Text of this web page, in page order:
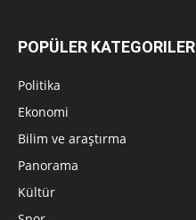
POPÜLER KATEGORILER
Politika
Ekonomi
Bilim ve araştırma
Panorama
Kültür